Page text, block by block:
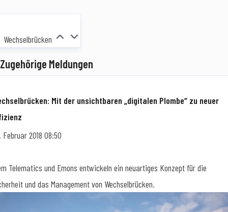
Wechselbrücken
Zugehörige Meldungen
Mit der unsichtbaren „digitalen Plombe“ zu neuer
Februar 2018 08:50
Telematics und Emons entwickeln ein neuartiges Konzept für die
und das Management von Wechselbrücken.